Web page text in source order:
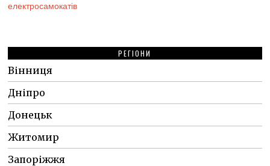
РЕГІОНИ
Вінниця
Дніпро
Донецьк
Житомир
Запоріжжя